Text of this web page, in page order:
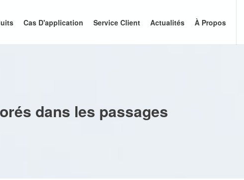
Cas D'application Service Client Actualités À Propos
dans les passages